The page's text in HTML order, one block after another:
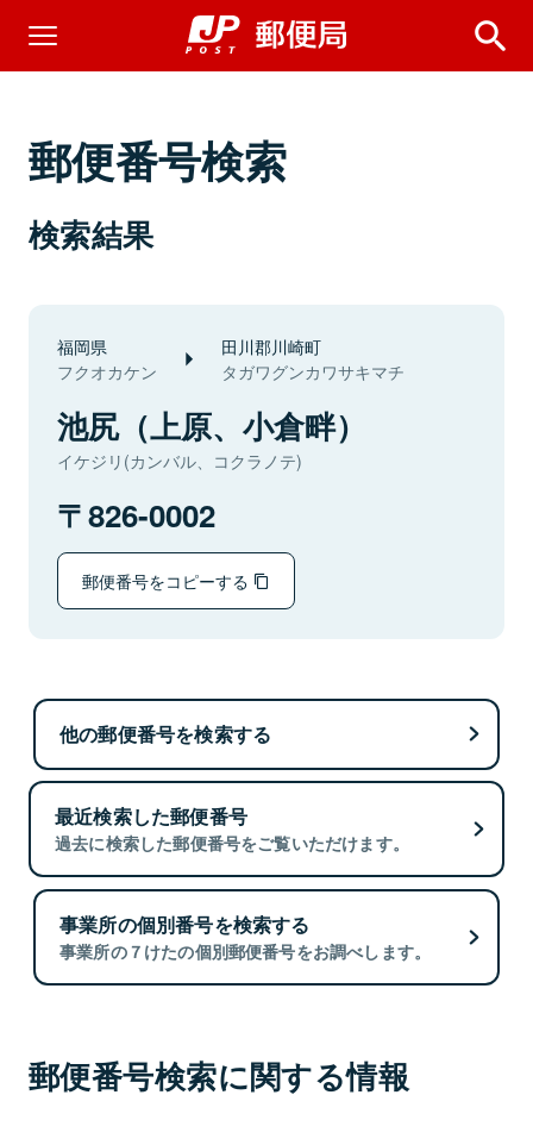
郵便番号検索
検索結果
福岡県
フクオカケン
田川郡川崎町
タガワグンカワサキマチ
池尻（上原、小倉畔）
イケジリ(カンバル、コクラノテ)
826-0002
郵便番号をコピーする
他の郵便番号を検索する
最近検索した郵便番号
過去に検索した郵便番号をご覧いただけます。
事業所の個別番号を検索する
事業所の７けたの個別郵便番号をお調べします。
郵便番号検索に関する情報